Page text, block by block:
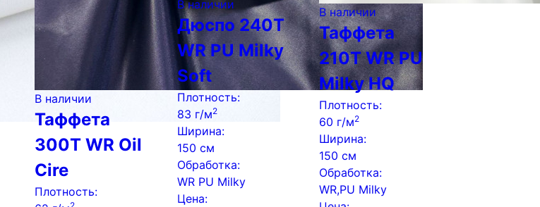
В наличии
Таффета
300Т WR Oil
Cire
Плотность:
В наличии
Дюспо 240Т
WR PU Milky
Soft
Плотность:
83 г/м2
Ширина:
150 см
Обработка:
WR PU Milky
Цена:
В наличии
Таффета
210Т WR PU
Milky HQ
Плотность:
60 г/м2
Ширина:
150 см
Обработка:
WR,PU Milky